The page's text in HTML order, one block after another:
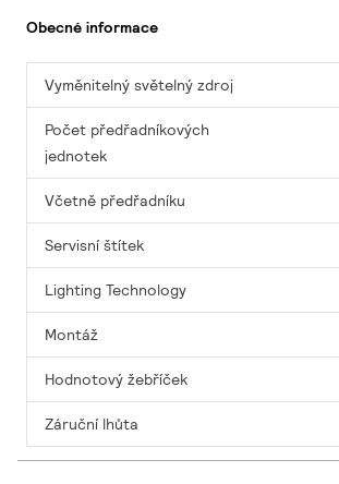
Obecné informace
Vyměnitelný světelný zdroj
Počet předřadníkových
jednotek
Včetně předřadníku
Servisní štítek
Lighting Technology
Montáž
Hodnotový žebříček
Záruční lhůta